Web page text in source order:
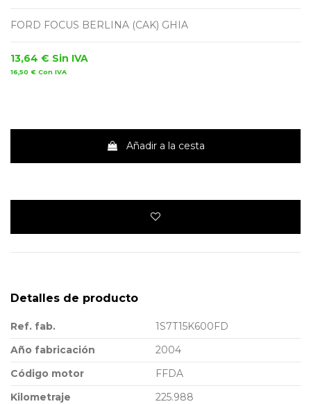
FORD FOCUS BERLINA (CAK) GHIA
13,64 € Sin IVA
16,50 € Con IVA
Añadir a la cesta
Detalles de producto
Ref. fab.
1S7T15K600FD
Año fabricación
2004
Código motor
FFDA
Kilometraje
225.988